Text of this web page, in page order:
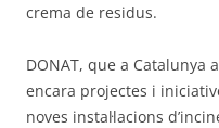
crema de residus.
DONAT, que a Catalunya
encara projectes i
noves instal·lacions